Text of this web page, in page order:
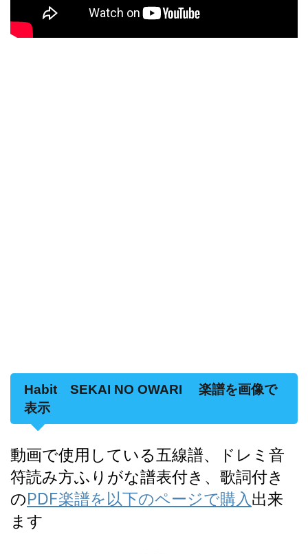
Habit SEKAI NO OWARI 楽譜を画像で
表示
動画で使用している五線譜、ドレミ音
符読み方ふりがな譜表付き、歌詞付き
のPDF楽譜を以下のページで購入 出来
ます